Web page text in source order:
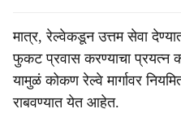
मात्र, रेल्वेकडून उत्तम सेवा
फुकट प्रवास करण्याचा
यामुळं कोकण रेल्वे मार्गावर
राबवण्यात येत आहेत.